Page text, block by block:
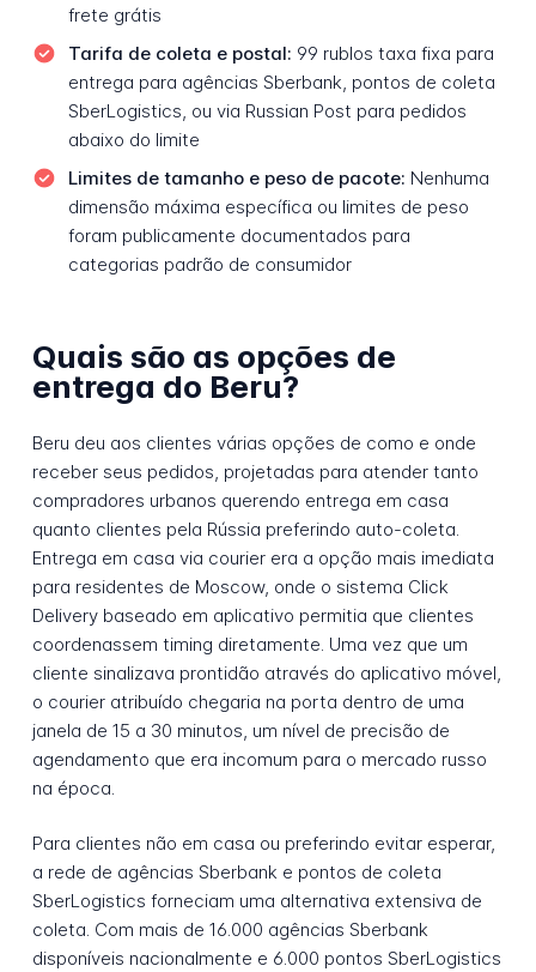
frete grátis
Tarifa de coleta e postal: 99 rublos taxa fixa para
entrega para agências Sberbank, pontos de coleta
SberLogistics, ou via Russian Post para pedidos
abaixo do limite
Limites de tamanho e peso de pacote: Nenhuma
dimensão máxima específica ou limites de peso
foram publicamente documentados para
categorias padrão de consumidor
Quais são as opções de
entrega do Beru?
Beru deu aos clientes várias opções de como e onde
receber seus pedidos, projetadas para atender tanto
compradores urbanos querendo entrega em casa
quanto clientes pela Rússia preferindo auto-coleta.
Entrega em casa via courier era a opção mais imediata
para residentes de Moscow, onde o sistema Click
Delivery baseado em aplicativo permitia que clientes
coordenassem timing diretamente. Uma vez que um
cliente sinalizava prontidão através do aplicativo móvel,
o courier atribuído chegaria na porta dentro de uma
janela de 15 a 30 minutos, um nível de precisão de
agendamento que era incomum para o mercado russo
na época.
Para clientes não em casa ou preferindo evitar esperar,
a rede de agências Sberbank e pontos de coleta
SberLogistics forneciam uma alternativa extensiva de
coleta. Com mais de 16.000 agências Sberbank
disponíveis nacionalmente e 6.000 pontos SberLogistics